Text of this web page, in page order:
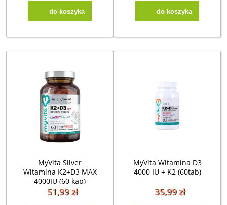
do koszyka do koszyka
MyVita Silver
Witamina K2+D3 MAX
4000IU (60 kap)
51,99 zł
MyVita Witamina D3
4000 IU + K2 (60tab)
35,99 zł